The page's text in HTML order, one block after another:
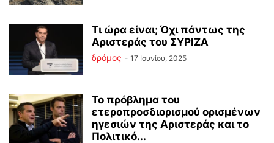
Τι ώρα είναι; Όχι πάντως της
Αριστεράς του ΣΥΡΙΖΑ
δρόμος - 17 Ιουνίου, 2025
Το πρόβλημα του
ετεροπροσδιορισμού ορισμένων
ηγεσιών της Αριστεράς και το
Πολιτικό...